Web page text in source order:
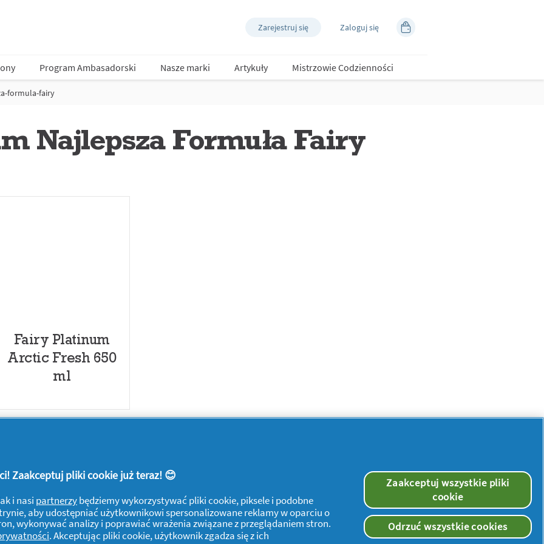
Zarejestruj się Zaloguj się
Program Ambasadorski Nasze marki Artykuły Mistrzowie Codzienności
formula-fairy
Najlepsza Formuła Fairy
Fairy Platinum
Arctic Fresh 650
ml
Zaakceptuj pliki cookie już teraz! 😊
i nasi partnerzybędziemy wykorzystywać pliki cookie, piksele i podobne
aby udostępniać użytkownikowi spersonalizowane reklamy w oparciu o
wykonywać analizy i poprawiać wrażenia związane z przeglądaniem stron.
. Akceptując pliki cookie, użytkownik zgadza się z ich
Zaakceptuj wszystkie pliki
cookie
Odrzuć wszystkie cookies